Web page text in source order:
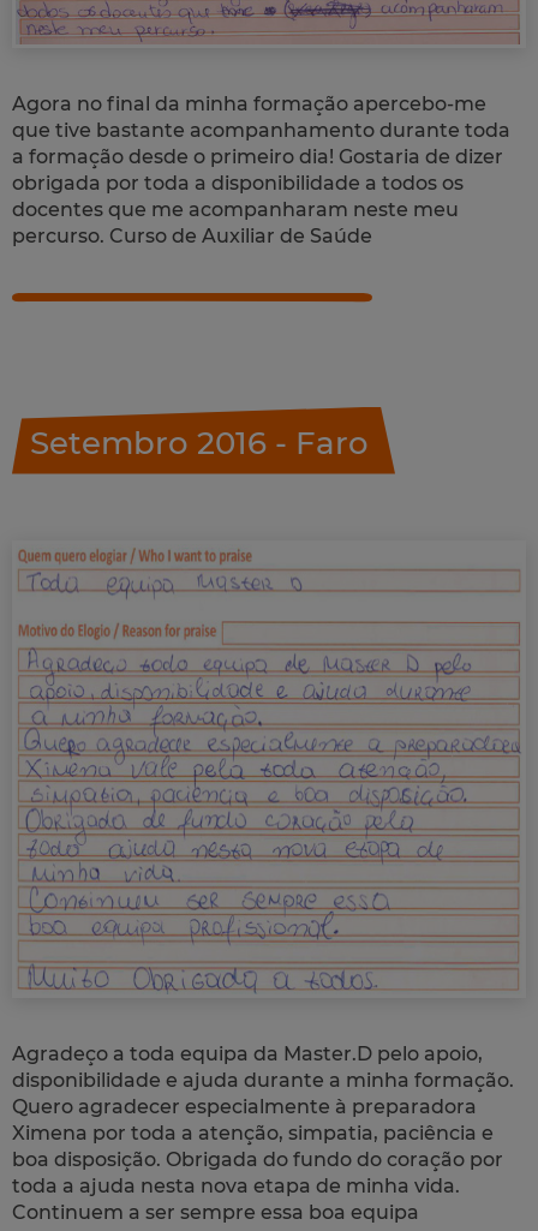
Agora no final da minha formação apercebo-me
que tive bastante acompanhamento durante toda
a formação desde o primeiro dia! Gostaria de dizer
obrigada por toda a disponibilidade a todos os
docentes que me acompanharam neste meu
percurso. Curso de Auxiliar de Saúde
Setembro 2016 - Faro
Agradeço a toda equipa da Master.D pelo apoio,
disponibilidade e ajuda durante a minha formação.
Quero agradecer especialmente à preparadora
Ximena por toda a atenção, simpatia, paciência e
boa disposição. Obrigada do fundo do coração por
toda a ajuda nesta nova etapa de minha vida.
Continuem a ser sempre essa boa equipa